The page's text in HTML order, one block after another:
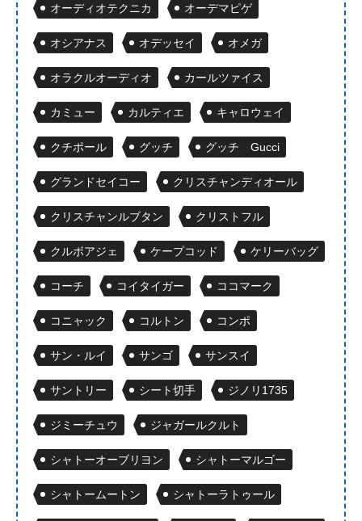
オーディオテクニカ オーデマピゲ
オシアナス オデッセイ オメガ
オラクルオーディオ カールツァイス
カミュー カルティエ キャロウェイ
クチポール グッチ グッチ Gucci
グランドセイコー クリスチャンディオール
クリスチャンルブタン クリストフル
クルボアジェ ケープコッド ケリーバッグ
コーチ コイタイガー ココマーク
コニャック コルトン コンポ
サン・ルイ サンゴ サンスイ
サントリー シート切手 ジノリ1735
ジミーチュウ ジャガールクルト
シャトーオーブリヨン シャトーマルゴー
シャトームートン シャトーラトゥール